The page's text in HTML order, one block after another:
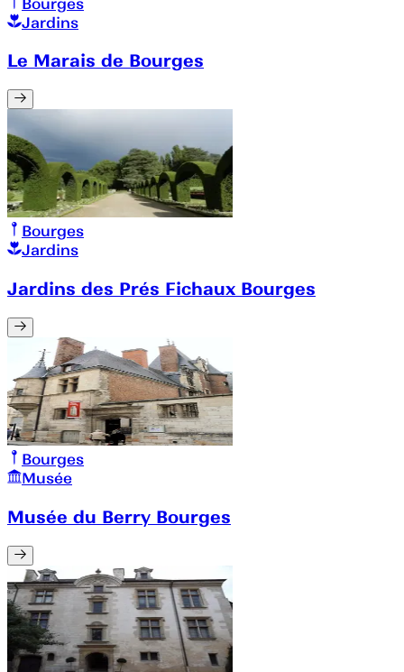
Jardins
Le Marais de Bourges
Bourges
Jardins
Jardins des Prés Fichaux Bourges
Bourges
Musée
Musée du Berry Bourges